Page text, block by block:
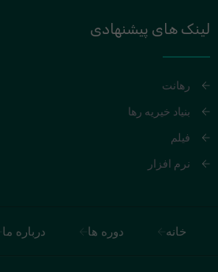
لینک های پیشنهادی
رهانت
بنیاد خیریه رها
فیلم
نرم افزار
خانه دوره ها درباره ما